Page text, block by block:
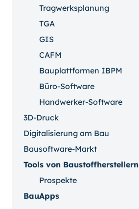
Tragwerksplanung
TGA
GIS
CAFM
Bauplattformen IBPM
Büro-Software
Handwerker-Software
3D-Druck
Digitalisierung am Bau
Bausoftware-Markt
Tools von Baustoffherstellern
Prospekte
BauApps